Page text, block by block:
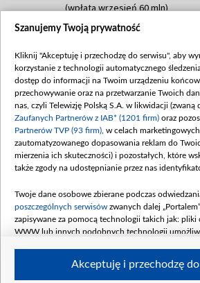
(wpłata wrzesień 60 mln)
Dofinansowanie 635 783 051,21
(wpłata wrzesień 100 mln,
mln, listopad 265 mln)
Dofinansowanie 48 862 000,00
Data podpisania umowy:
(wpłata grudzień 60,548 mln)
Dofinansowanie 900 000 000,00
Data podpisania umowy: LUTY
kwiecień 180 mln, 7 maja 180
czerwca 90 mln)
Dofinansowanie 250 000 000,00
4 sierpnia 250 mln
Szanujemy Twoją prywatność
Kliknij "Akceptuję i przechodzę do serwisu", aby
korzystanie z technologii automatycznego
dostęp do informacji na Twoim urządzeniu
przechowywanie oraz na przetwarzanie Twoich
nas, czyli Telewizję Polską S.A. w likwidacji (zwaną
Zaufanych Partnerów z IAB* (1201 firm) oraz
Partnerów TVP (93 firm) , w celach
zautomatyzowanego dopasowania reklam do
mierzenia ich skuteczności) i pozostałych, które
także zgody na udostępnianie przez nas
Twoje dane osobowe zbierane podczas
poszczególnych serwisów zwanych dalej
zapisywane za pomocą technologii takich jak: pliki
WWW lub innych podobnych technologii
Akceptuję i przechodzę